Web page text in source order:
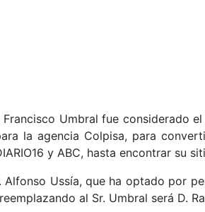
Francisco Umbral fue considerado
la agencia Colpisa, para
y ABC, hasta encontrar su
Alfonso Ussía, que ha optado por
al Sr. Umbral será D.